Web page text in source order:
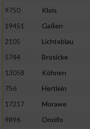
9750
Klois
19451
Gaßen
2105
Lichteblau
5744
Brösicke
13058
Köhnen
756
Hertlein
17217
Morawe
9896
Onolfo